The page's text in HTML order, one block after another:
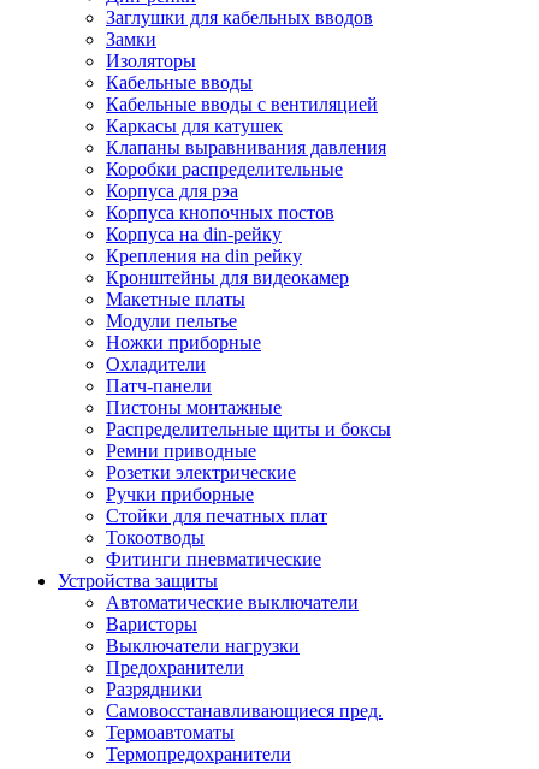
Заглушки для кабельных вводов
Замки
Изоляторы
Кабельные вводы
Кабельные вводы с вентиляцией
Каркасы для катушек
Клапаны выравнивания давления
Коробки распределительные
Корпуса для рэа
Корпуса кнопочных постов
Корпуса на din-рейку
Крепления на din рейку
Кронштейны для видеокамер
Макетные платы
Модули пельтье
Ножки приборные
Охладители
Патч-панели
Пистоны монтажные
Распределительные щиты и боксы
Ремни приводные
Розетки электрические
Ручки приборные
Стойки для печатных плат
Токоотводы
Фитинги пневматические
Устройства защиты
Автоматические выключатели
Варисторы
Выключатели нагрузки
Предохранители
Разрядники
Самовосстанавливающиеся пред.
Термоавтоматы
Термопредохранители